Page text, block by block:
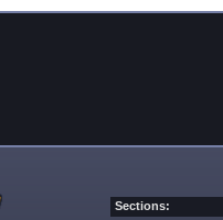
Sections: